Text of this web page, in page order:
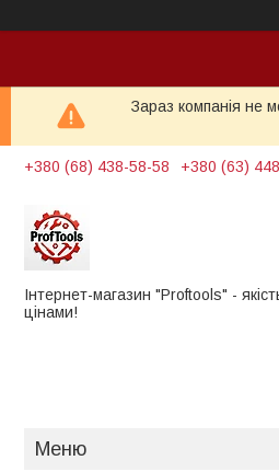
Зараз компанія не
+380 (68) 438-58-58 +380 (63)
Інтернет-магазин "Proftools" -
цінами!